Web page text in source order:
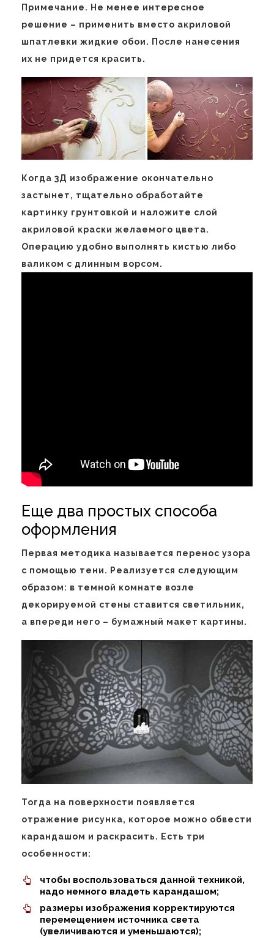
Примечание. Не менее интересное
решение – применить вместо акриловой
шпатлевки жидкие обои. После нанесения
их не придется красить.
Когда 3Д изображение окончательно
застынет, тщательно обработайте
картинку грунтовкой и наложите слой
акриловой краски желаемого цвета.
Операцию удобно выполнять кистью либо
валиком с длинным ворсом.
Еще два простых способа
оформления
Первая методика называется перенос узора
с помощью тени. Реализуется следующим
образом: в темной комнате возле
декорируемой стены ставится светильник,
а впереди него – бумажный макет картины.
Тогда на поверхности появляется
отражение рисунка, которое можно обвести
карандашом и раскрасить. Есть три
особенности:
чтобы воспользоваться данной техникой,
надо немного владеть карандашом;
размеры изображения корректируются
перемещением источника света
(увеличиваются и уменьшаются);